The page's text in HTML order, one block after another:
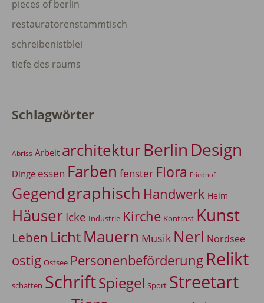
pieces of berlin
restauratorenstammtisch
schreibenistblei
tiefe des raums
Schlagwörter
Abriss Arbeit architekturBerlin Design
Dinge essen Farben fenster Flora Friedhof
Gegendgraphisch Handwerk Heim
Häuser Icke Industrie Kirche Kontrast Kunst
Leben LichtMauern Musik Nerl Nordsee
ostig Ostsee Personenbeförderung Relikt
schatten SchriftSpiegel Sport Streetart